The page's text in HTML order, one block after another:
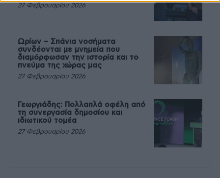
27 Φεβρουαρίου 2026
Ωρίων – Σπάνια νοσήματα
συνδέονται με μνημεία που
διαμόρφωσαν την ιστορία και το
πνεύμα της χώρας μας
27 Φεβρουαρίου 2026
Γεωργιάδης: Πολλαπλά οφέλη από
τη συνεργασία δημοσίου και
ιδιωτικού τομέα
27 Φεβρουαρίου 2026